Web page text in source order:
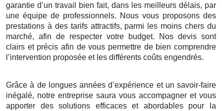
garantie d’un travail bien fait, dans les meilleurs délais, par
une équipe de professionnels. Nous vous proposons des
prestations à des tarifs attractifs, parmi les moins chers du
marché, afin de respecter votre budget. Nos devis sont
clairs et précis afin de vous permettre de bien comprendre
l’intervention proposée et les différents coûts engendrés.
Grâce à de longues années d’expérience et un savoir-faire
inégalé, notre entreprise saura vous accompagner et vous
apporter des solutions efficaces et abordables pour la